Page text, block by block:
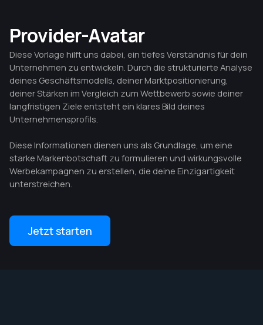
Provider-Avatar
Diese Vorlage hilft uns dabei, ein tiefes Verständnis für dein
Unternehmen zu entwickeln. Durch die strukturierte Analyse
deines Geschäftsmodells, deiner Marktpositionierung,
deiner Stärken im Vergleich zum Wettbewerb sowie deiner
langfristigen Ziele entsteht ein klares Bild deines
Unternehmensprofils.
Diese Informationen dienen uns als Grundlage, um eine
starke Markenbotschaft zu formulieren und wirkungsvolle
Werbekampagnen zu erstellen, die deine Einzigartigkeit
unterstreichen.
Jetzt starten